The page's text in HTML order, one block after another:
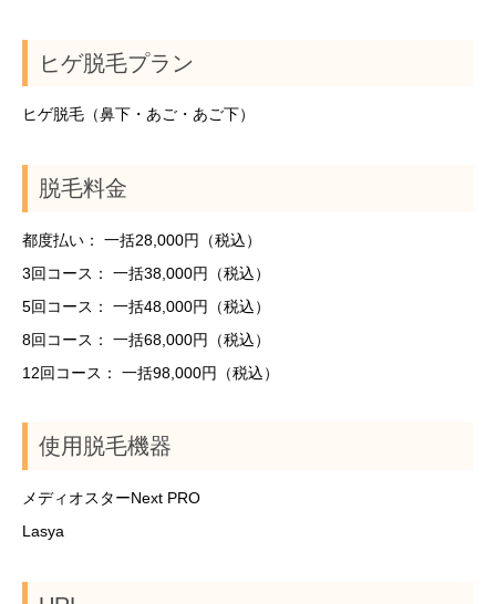
ヒゲ脱毛プラン
ヒゲ脱毛（鼻下・あご・あご下）
脱毛料金
都度払い： 一括28,000円（税込）
3回コース： 一括38,000円（税込）
5回コース： 一括48,000円（税込）
8回コース： 一括68,000円（税込）
12回コース： 一括98,000円（税込）
使用脱毛機器
メディオスターNext PRO
Lasya